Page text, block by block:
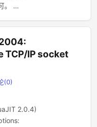
。 …
TCP/IP socket
(0)
2.0.4)